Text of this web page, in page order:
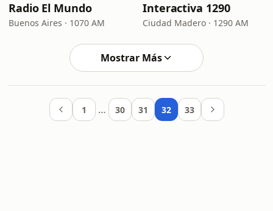
Radio El Mundo
Buenos Aires · 1070 AM
Interactiva 1290
Ciudad Madero · 1290 AM
Mostrar Más
1 … 30 31 32 33